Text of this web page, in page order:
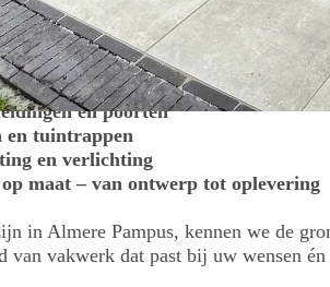
tuin kunnen betekenen? Dit is een
en vlonders
en poorten
en tuintrappen
en verlichting
maat – van ontwerp tot oplevering
in Almere Pampus, kennen we de
van vakwerk dat past bij uw wensen